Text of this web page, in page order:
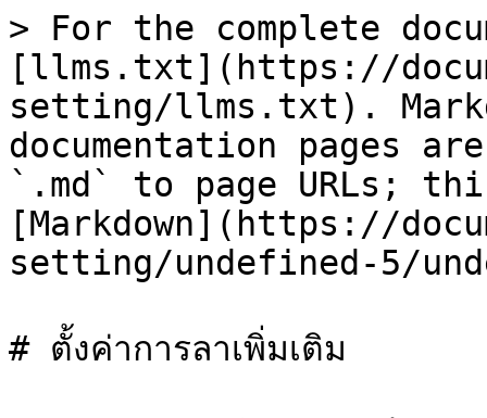
> For the complete
[llms.txt](https://
setting/llms.txt).
documentation pages
`.md` to page URLs;
[Markdown](https://
setting/undefined-5/
# ตั้งค่าการลาเพิ่มเติม